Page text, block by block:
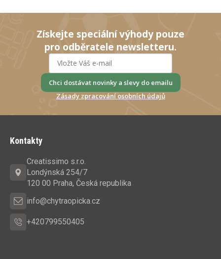
Získejte speciální výhody pouze
pro odběratele newsletteru.
Chci dostávat novinky a slevy do emailu
Zásady zpracování osobních údajů
Kontakty
Creatissimo s.r.o.
Londýnská 254/7
120 00 Praha, Česká republika
info@chytraopicka.cz
+420799550405